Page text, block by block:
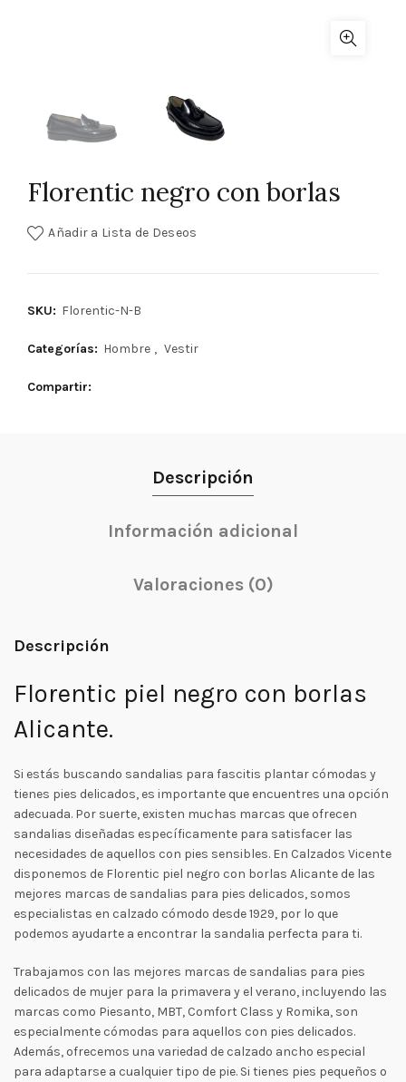
Florentic negro con borlas
Añadir a Lista de Deseos
SKU: Florentic-N-B
Categorías: Hombre , Vestir
Compartir
Descripción
Información adicional
Valoraciones (0)
Descripción
Florentic piel negro con borlas
Alicante.
Si estás buscando sandalias para fascitis plantar cómodas y
tienes pies delicados, es importante que encuentres una opción
adecuada. Por suerte, existen muchas marcas que ofrecen
sandalias diseñadas específicamente para satisfacer las
necesidades de aquellos con pies sensibles. En Calzados Vicente
disponemos de Florentic piel negro con borlas Alicante de las
mejores marcas de sandalias para pies delicados, somos
especialistas en calzado cómodo desde 1929, por lo que
podemos ayudarte a encontrar la sandalia perfecta para ti.
Trabajamos con las mejores marcas de sandalias para pies
delicados de mujer para la primavera y el verano, incluyendo las
marcas como Piesanto, MBT, Comfort Class y Romika, son
especialmente cómodas para aquellos con pies delicados.
Además, ofrecemos una variedad de calzado ancho especial
para adaptarse a cualquier tipo de pie. Si tienes pies pequeños o